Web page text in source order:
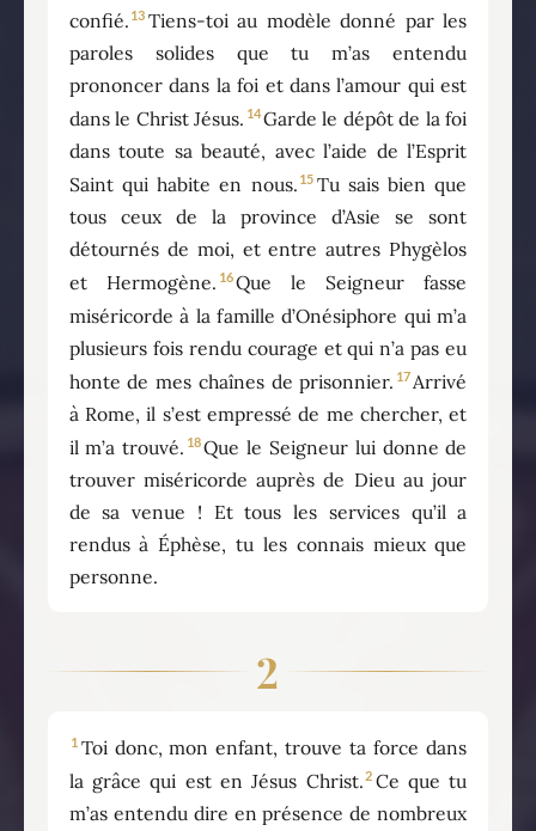
confié. 13 Tiens-toi au modèle donné par les
paroles solides que tu m’as entendu
prononcer dans la foi et dans l’amour qui est
dans le Christ Jésus. 14Garde le dépôt de la foi
dans toute sa beauté, avec l’aide de l’Esprit
Saint qui habite en nous. 15 Tu sais bien que
tous ceux de la province d’Asie se sont
détournés de moi, et entre autres Phygèlos
et Hermogène. 16Que le Seigneur fasse
miséricorde à la famille d’Onésiphore qui m’a
plusieurs fois rendu courage et qui n’a pas eu
honte de mes chaînes de prisonnier. 17 Arrivé
à Rome, il s’est empressé de me chercher, et
il m’a trouvé. 18Que le Seigneur lui donne de
trouver miséricorde auprès de Dieu au jour
de sa venue ! Et tous les services qu’il a
rendus à Éphèse, tu les connais mieux que
personne.
2
1 Toi donc, mon enfant, trouve ta force dans
la grâce qui est en Jésus Christ.2 Ce que tu
m’as entendu dire en présence de nombreux